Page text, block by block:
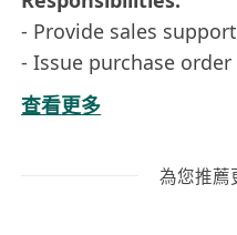
- Provide sales
- Issue purchase
- Responsible for
and contracts
查看更多
為您推薦